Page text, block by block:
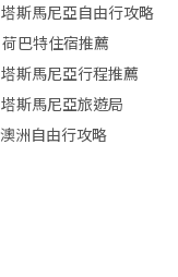
塔斯馬尼亞自由行攻略
荷巴特住宿推薦
塔斯馬尼亞行程推薦
塔斯馬尼亞旅遊局
澳洲自由行攻略